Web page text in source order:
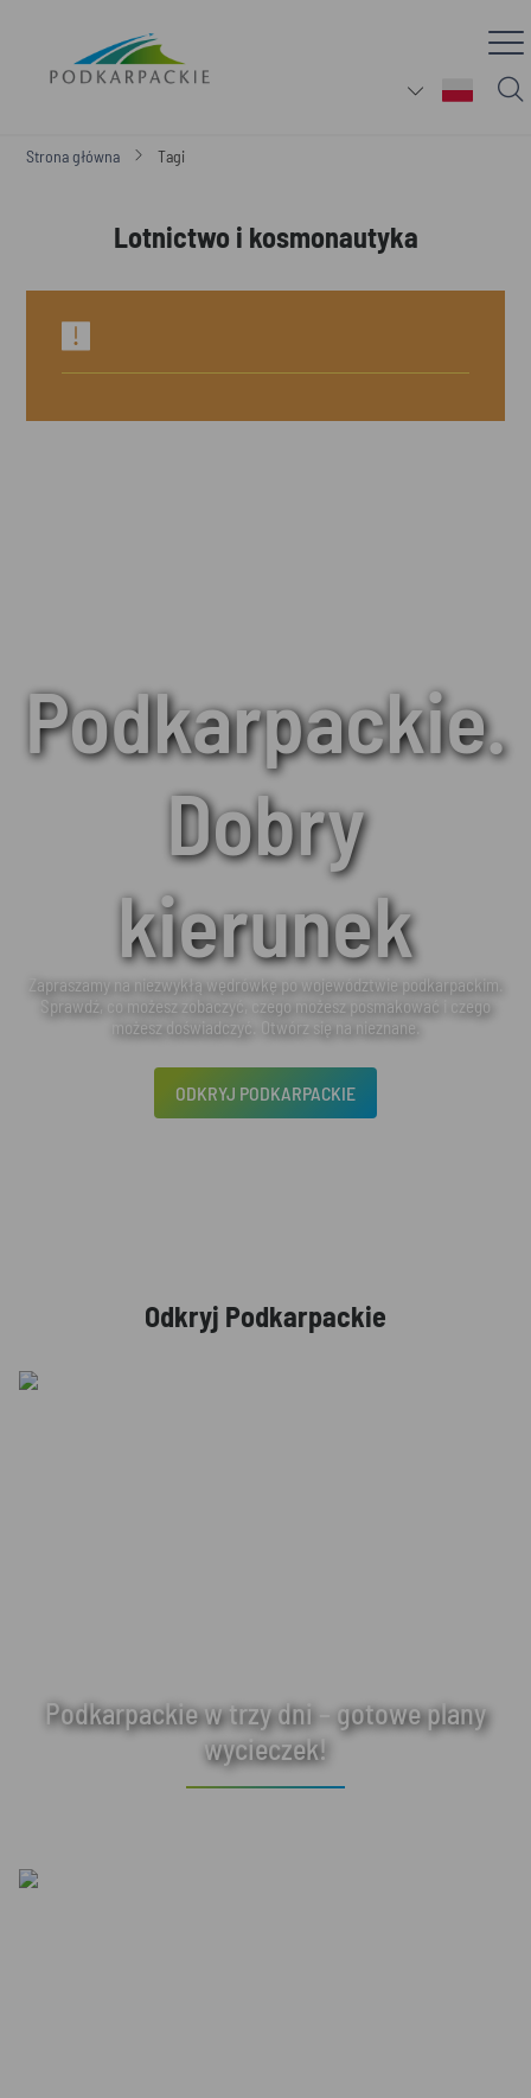
Strona główna Tagi
Lotnictwo i kosmonautyka
Podkarpackie.
Dobry
kierunek
Zapraszamy na niezwykłą wędrówkę po województwie podkarpackim.
Sprawdź, co możesz zobaczyć, czego możesz posmakować i czego
możesz doświadczyć. Otwórz się na nieznane.
ODKRYJ PODKARPACKIE
Odkryj Podkarpackie
Podkarpackie w trzy dni – gotowe plany
wycieczek!